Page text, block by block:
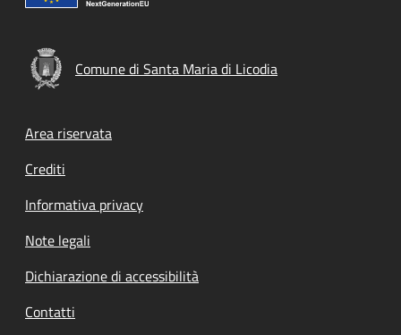
Comune di Santa Maria di Licodia
Footer menu
Area riservata
Crediti
Informativa privacy
Note legali
Dichiarazione di accessibilità
Contatti